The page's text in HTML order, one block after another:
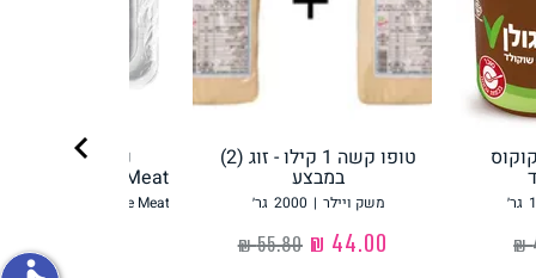
גר׳
טופו קשה 1 קילו - זוג (2)
במבצע
2000 גר׳ | משק ויילר
‏55.80 ₪
נתח סטייק
Redefine Meat רידיפיין מיט
Redefine Meat רידיפיין מיט
‏42.90 ₪
chevron_right